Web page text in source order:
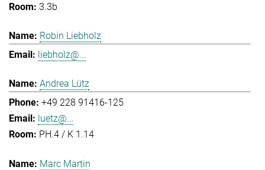
3.3b
Robin Liebholz
liebholz@...
Andrea Lütz
+49 228 91416-125
luetz@...
PH.4 / K 1.14
Marc Martin